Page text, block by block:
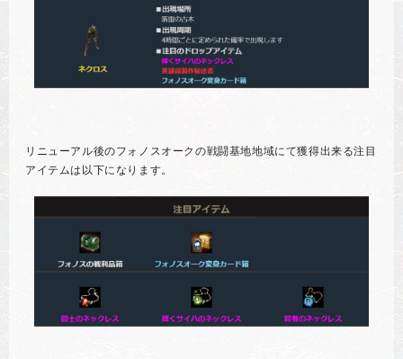
リニューアル後のフォノスオークの戦闘基地地域にて獲得出来る注目
アイテムは以下になります。